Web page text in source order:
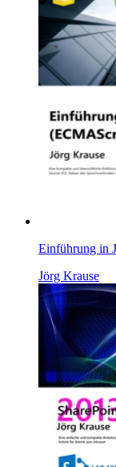
Einführung in
Jörg Krause